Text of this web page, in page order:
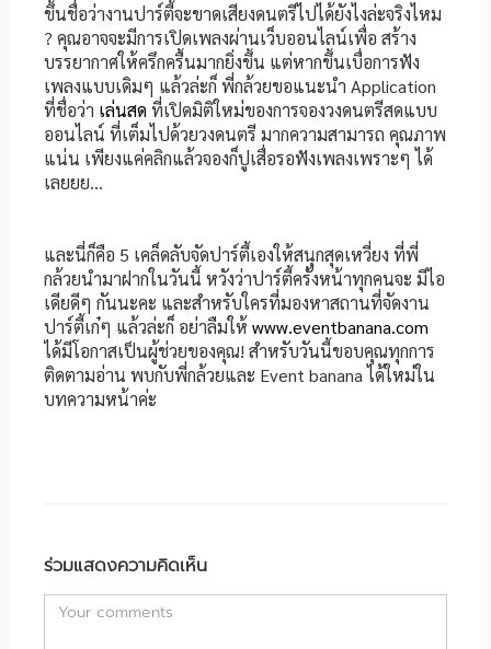
ขึ้นชื่อว่างานปาร์ตี้จะขาดเสียงดนตรีไปได้ยังไงล่ะจริงไหม
? คุณอาจจะมีการเปิดเพลงผ่านเว็บออนไลน์เพื่อ สร้าง
บรรยากาศให้ครึกครื้นมากยิ่งขึ้น แต่หากขึ้นเบื่อการฟัง
เพลงแบบเดิมๆ แล้วล่ะก็ พี่กล้วยขอแนะนำ Application
ที่ชื่อว่า เล่นสด ที่เปิดมิติใหม่ของการจองวงดนตรีสดแบบ
ออนไลน์ ที่เต็มไปด้วยวงดนตรี มากความสามารถ คุณภาพ
แน่น เพียงแค่คลิกแล้วจองก็ปูเสื่อรอฟังเพลงเพราะๆ ได้
เลยยย…
และนี่ก็คือ 5 เคล็ดลับจัดปาร์ตี้เองให้สนุกสุดเหวี่ยง ที่พี่
กล้วยนำมาฝากในวันนี้ หวังว่าปาร์ตี้ครั้งหน้าทุกคนจะ มีไอ
เดียดีๆ กันนะคะ และสำหรับใครที่มองหาสถานที่จัดงาน
ปาร์ตี้เก๋ๆ แล้วล่ะก็ อย่าลืมให้ www.eventbanana.com
ได้มีโอกาสเป็นผู้ช่วยของคุณ! สำหรับวันนี้ขอบคุณทุกการ
ติดตามอ่าน พบกับพี่กล้วยและ Event banana ได้ใหม่ใน
บทความหน้าค่ะ ​
ร่วมแสดงความคิดเห็น